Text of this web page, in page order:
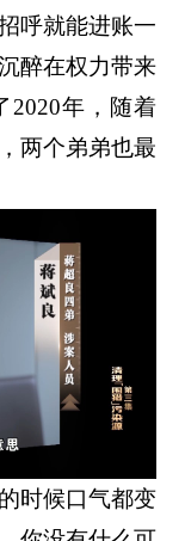
呼就能进账一
醉在权力带来
2020年，随着
两个弟弟也最
时候口气都变